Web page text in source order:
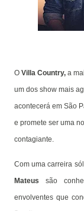
O Villa Country, a
um dos show mais
acontecerá em São
e promete ser uma
contagiante.
Com uma carreira
Mateus são
envolventes que